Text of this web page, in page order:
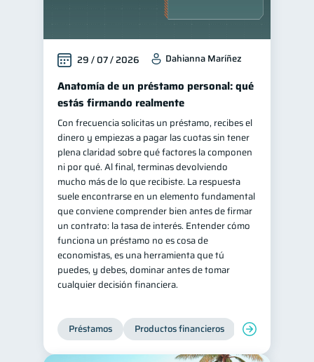
22
Bienestar financiero 22
Finanzas para mujeres 20
Seguridad financiera 13
Salud financiera 12
Productos financieros 11
Organización Financiera 10
Deudas
Entidad financiera 8
Préstamos Ahorro
Consejos 6
Tarjeta de crédito
Historial crediticio 6
Servicios 4
Derechos & Deberes 4
29 / 07 / 2026 Dahianna Maríñez
Anatomía de un préstamo personal: qué
estás firmando realmente
Con frecuencia solicitas un préstamo, recibes el
dinero y empiezas a pagar las cuotas sin tener
plena claridad sobre qué factores la componen
ni por qué. Al final, terminas devolviendo
mucho más de lo que recibiste. La respuesta
suele encontrarse en un elemento fundamental
que conviene comprender bien antes de firmar
un contrato: la tasa de interés. Entender cómo
funciona un préstamo no es cosa de
economistas, es una herramienta que tú
puedes, y debes, dominar antes de tomar
cualquier decisión financiera.
Préstamos Productos financieros Manejo de